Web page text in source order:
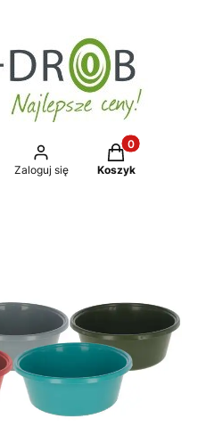
wyszukiwarkę
Zaloguj się
Produkty w
Koszyk